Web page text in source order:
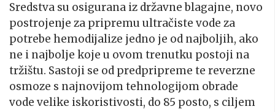
Sredstva su osigurana iz državne blagajne, novo
postrojenje za pripremu ultračiste vode za
potrebe hemodijalize jedno je od najboljih, ako
ne i najbolje koje u ovom trenutku postoji na
tržištu. Sastoji se od predpripreme te reverzne
osmoze s najnovijom tehnologijom obrade
vode velike iskoristivosti, do 85 posto, s ciljem